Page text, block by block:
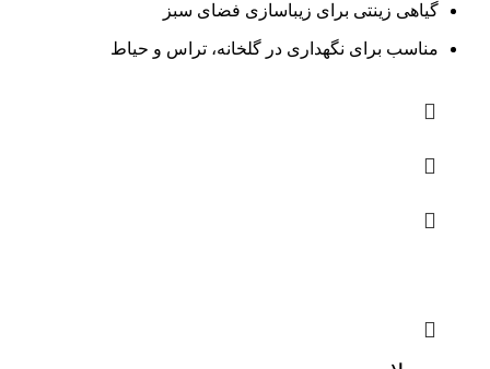
گیاهی زینتی برای زیباسازی فضای سبز
مناسب برای نگهداری در گلخانه، تراس و حیاط